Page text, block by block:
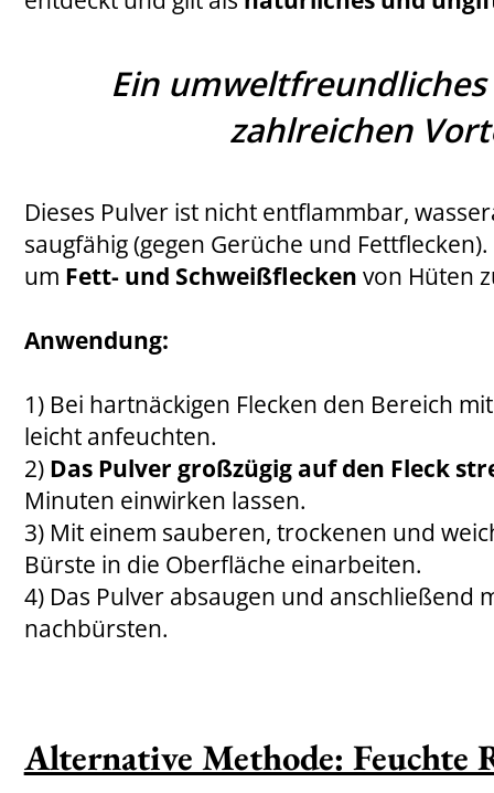
Ein
zahlreichen
Dieses Pulver ist nicht entflammbar,
saugfähig (gegen Gerüche und
um Fett- und Schweißflecken von Hüten
Anwendung:
1) Bei hartnäckigen Flecken den Bereich
leicht anfeuchten.
2) Das Pulver großzügig auf den Fleck
Minuten einwirken lassen.
3) Mit einem sauberen, trockenen und
Bürste in die Oberfläche einarbeiten.
4) Das Pulver absaugen und anschließend
nachbürsten.
Alternative Methode: Feuchte